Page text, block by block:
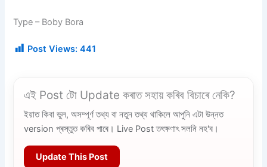
Type – Boby Bora
Post Views: 441
এই Post টো Update কৰাত সহায় কৰিব বিচাৰে নেকি?
ইয়াত কিবা ভুল, অসম্পূৰ্ণ তথ্য বা নতুন তথ্য থাকিলে আপুনি এটা উন্নত
version প্ৰস্তুত কৰিব পাৰে। Live Post তৎক্ষণাৎ সলনি নহ'ব।
Update This Post